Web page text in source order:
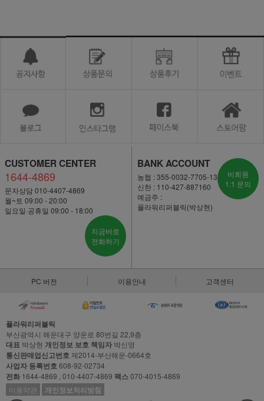
CUSTOMER CENTER
1644-4869
문자상담 010-4407-4869
월~토 09:00 - 20:00
일요일·공휴일 09:00 - 18:00
지금바로
전화하기
BANK ACCOUNT
농협 : 355-0032-7705-13
신한 : 110-427-887160
예금주 :
플라워리퍼블릭(박상현)
비회원
1:1 문의
PC 버전 이용안내 고객센터
플라워리퍼블릭
부산광역시 해운대구 양운로 80번길 22,9층
대표 박상현 개인정보 보호 책임자 박신영
통신판매업신고번호제2014-부산해운-0664호
사업자 등록번호608-92-02734
전화 1644-4869 , 010-4407-4869 팩스070-4015-4869
이용약관
개인정보처리방침